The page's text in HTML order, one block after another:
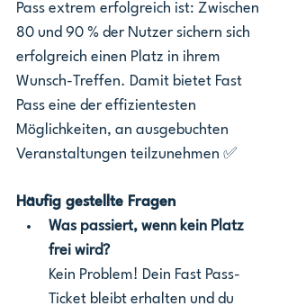
Pass extrem erfolgreich ist: Zwischen
80 und 90 % der Nutzer sichern sich
erfolgreich einen Platz in ihrem
Wunsch-Treffen. Damit bietet Fast
Pass eine der effizientesten
Möglichkeiten, an ausgebuchten
Veranstaltungen teilzunehmen ✅
Häufig gestellte Fragen
Was passiert, wenn kein Platz
frei wird?
Kein Problem! Dein Fast Pass-
Ticket bleibt erhalten und du